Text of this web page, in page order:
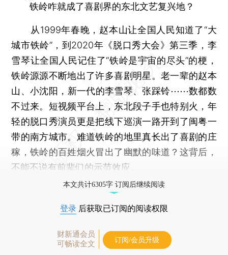
铁岭咋就成了喜剧界的东北文艺复兴地？
从1999年春晚，赵本山让全国人民知道了“大
城市铁岭”，到2020年《脱口秀大会》第三季，李
雪琴让全国人民记住了“铁岭是宇宙的尽头”的梗，
铁岭源源不断地出了许多喜剧明星。老一辈的赵本
山、小沈阳，新一代的李雪琴、张踩铃⋯⋯数都数
不过来。短视频平台上，东北段子手也特别火，年
轻的脱口秀演员更是把线下巡演一路开到了闽粤一
带的南方城市。难道铁岭的地里真长出了喜剧的庄
稼，铁岭的百姓烟火冒出了幽默的味道？这背后，
不能不说有前辈们的示范效应。
本文共计6305字 订阅后继续阅读
登录 后获取已订阅的阅读权限
财新通会员
可畅读全文
订阅/会员升级